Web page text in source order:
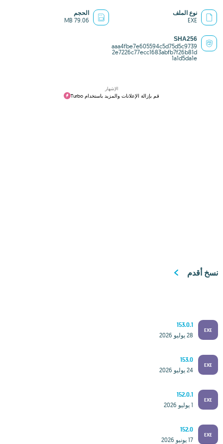
نوع الملف
EXE
الحجم
79.06 MB
SHA256
aaa4fbe7e605594c5d75d5c9739
2e7226c77ecc1683abfb7f26b81d
1a1d5da1e
الإشهار
قم بإزالة الإعلانات والمزيد باستخدام Turbo
نسخ أقدم
EXE
153.0.1
28 يوليو 2026
EXE
153.0
24 يوليو 2026
EXE
152.0.1
1 يوليو 2026
EXE
152.0
17 يونيو 2026